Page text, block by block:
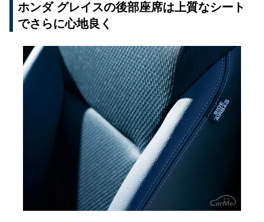
ホンダ グレイスの後部座席は上質なシート
でさらに心地良く